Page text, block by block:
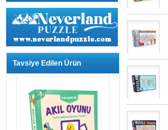
Tavsiye Edilen Ürün